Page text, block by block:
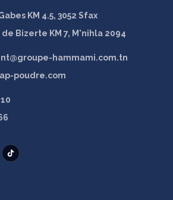
KM 4.5, 3052 Sfax
de Bizerte KM 7, M'nihla 2094
hammami.com.tn
poudre.com